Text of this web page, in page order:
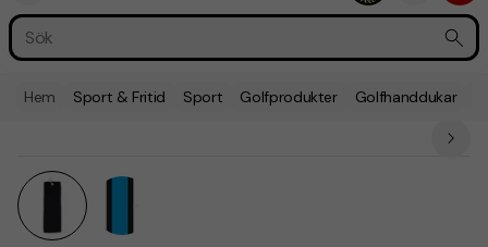
Hem Sport & Fritid Sport Golfprodukter Golfhanddukar